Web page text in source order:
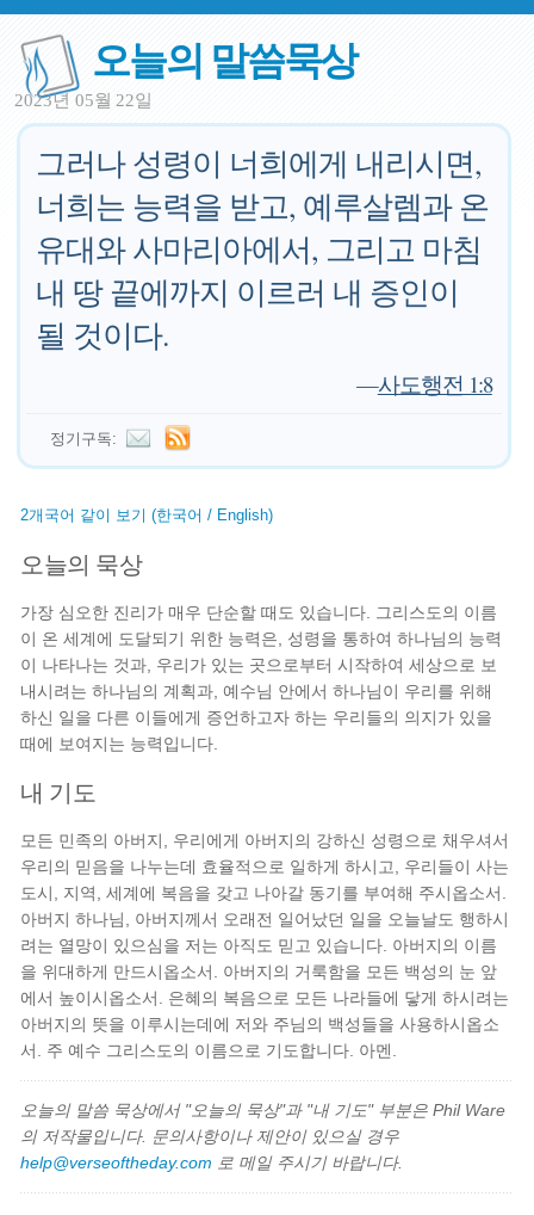
오늘의 말씀묵상
2023년 05월 22일
그러나 성령이 너희에게 내리시면,
너희는 능력을 받고, 예루살렘과 온
유대와 사마리아에서, 그리고 마침
내 땅 끝에까지 이르러 내 증인이
될 것이다.
—사도행전 1:8
정기구독:
2개국어 같이 보기 (한국어 / English)
오늘의 묵상
가장 심오한 진리가 매우 단순할 때도 있습니다. 그리스도의 이름
이 온 세계에 도달되기 위한 능력은, 성령을 통하여 하나님의 능력
이 나타나는 것과, 우리가 있는 곳으로부터 시작하여 세상으로 보
내시려는 하나님의 계획과, 예수님 안에서 하나님이 우리를 위해
하신 일을 다른 이들에게 증언하고자 하는 우리들의 의지가 있을
때에 보여지는 능력입니다.
내 기도
모든 민족의 아버지, 우리에게 아버지의 강하신 성령으로 채우셔서
우리의 믿음을 나누는데 효율적으로 일하게 하시고, 우리들이 사는
도시, 지역, 세계에 복음을 갖고 나아갈 동기를 부여해 주시옵소서.
아버지 하나님, 아버지께서 오래전 일어났던 일을 오늘날도 행하시
려는 열망이 있으심을 저는 아직도 믿고 있습니다. 아버지의 이름
을 위대하게 만드시옵소서. 아버지의 거룩함을 모든 백성의 눈 앞
에서 높이시옵소서. 은혜의 복음으로 모든 나라들에 닿게 하시려는
아버지의 뜻을 이루시는데에 저와 주님의 백성들을 사용하시옵소
서. 주 예수 그리스도의 이름으로 기도합니다. 아멘.
오늘의 말씀 묵상에서 "오늘의 묵상"과 "내 기도" 부분은 Phil Ware
의 저작물입니다. 문의사항이나 제안이 있으실 경우
help@verseoftheday.com 로 메일 주시기 바랍니다.